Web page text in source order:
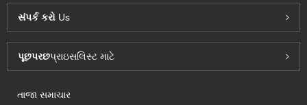
સંપર્ક કરો Us
પૂછપરછપ્રાઇસલિસ્ટ માટે
તાજા સમાચાર